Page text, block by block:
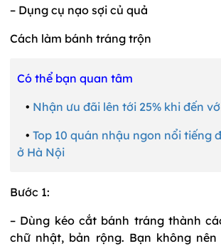
– Dụng cụ nạo sợi củ quả
Cách làm bánh tráng trộn
Có thể bạn quan tâm
• Nhận ưu đãi lên tới 25% khi đến
• Top 10 quán nhậu ngon nổi tiếng
ở Hà Nội
Bước 1:
– Dùng kéo cắt bánh tráng thành
chữ nhật, bản rộng. Bạn không